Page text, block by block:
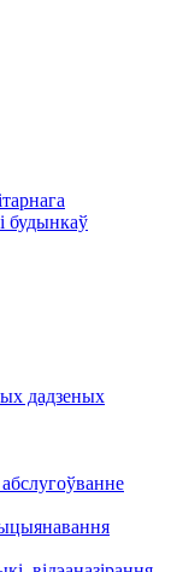
будынкаў
дадзеных